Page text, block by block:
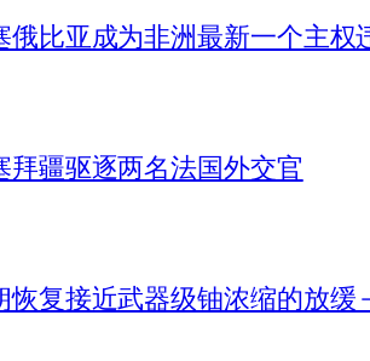
俄比亚成为非洲最新一个主权
拜疆驱逐两名法国外交官
恢复接近武器级铀浓缩的放缓